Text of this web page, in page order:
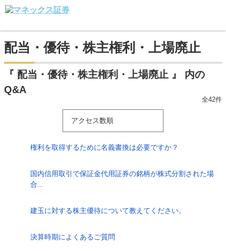
配当・優待・株主権利・上場廃止
『 配当・優待・株主権利・上場廃止 』 内の
Q&A
全42件
アクセス数順
権利を取得するために名義書換は必要ですか？
国内信用取引で保証金代用証券の銘柄が株式分割された場
合...
建玉に対する株主優待について教えてください。
決算時期によくあるご質問